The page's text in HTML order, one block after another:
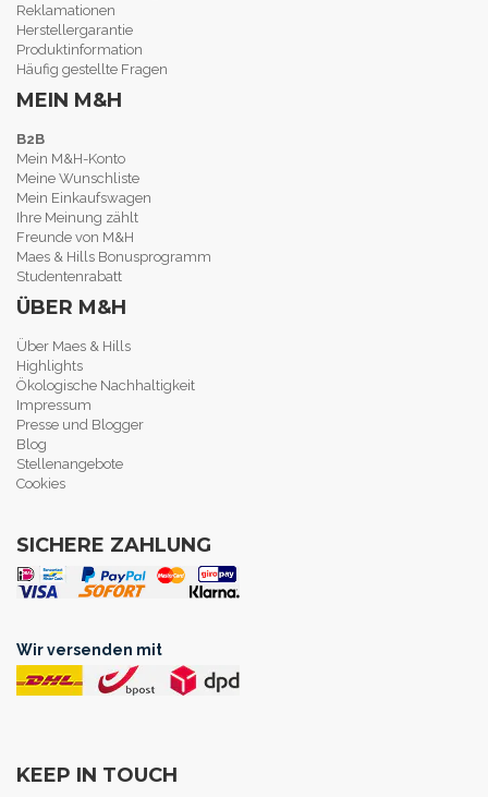
Reklamationen
Herstellergarantie
Produktinformation
Häufig gestellte Fragen
MEIN M&H
B2B
Mein M&H-Konto
Meine Wunschliste
Mein Einkaufswagen
Ihre Meinung zählt
Freunde von M&H
Maes & Hills Bonusprogramm
Studentenrabatt
ÜBER M&H
Über Maes & Hills
Highlights
Ökologische Nachhaltigkeit
Impressum
Presse und Blogger
Blog
Stellenangebote
Cookies
SICHERE ZAHLUNG
Wir versenden mit
KEEP IN TOUCH